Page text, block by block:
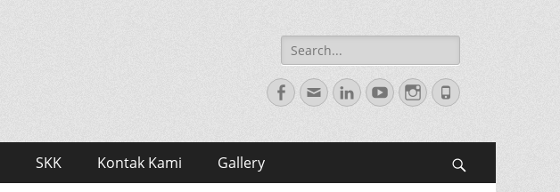
Search
for:
Facebook
EmailLinkedInYouTubeInstagram
Phone
SKK Kontak Kami Gallery